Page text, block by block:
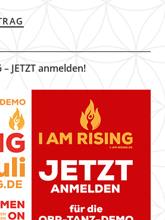
JETZT anmelden!